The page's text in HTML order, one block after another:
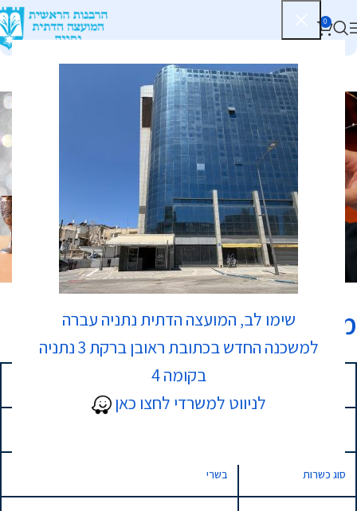
שימו לב, המועצה הדתית נתניה עברה
למשכנה החדש בכתובת ראובן ברקת 3 נתניה
בקומה 4
לניווט למשרדי לחצו כאן
0
כשרות
מסעדת צ'צ'ו
10 שוהם, נתניה, Israel
סוג כשרות בשרי